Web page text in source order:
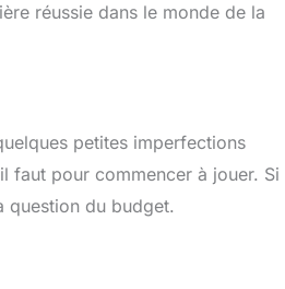
réussie dans le monde de la
petites imperfections
faut pour commencer à jouer. Si
question du budget.